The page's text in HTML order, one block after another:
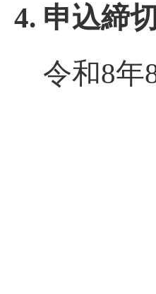
4. 申込締切
令和8年